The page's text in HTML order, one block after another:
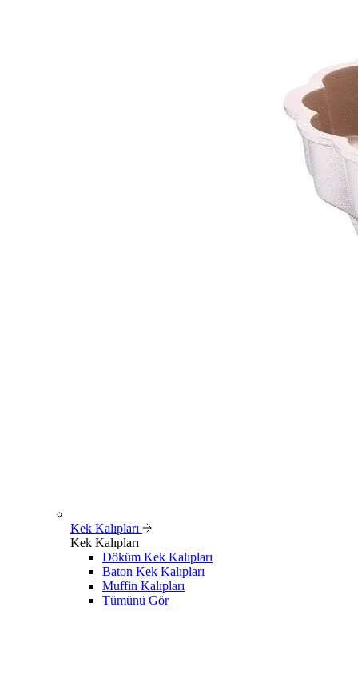
Kek Kalıpları
Kek Kalıpları
Döküm Kek Kalıpları
Baton Kek Kalıpları
Muffin Kalıpları
Tümünü Gör